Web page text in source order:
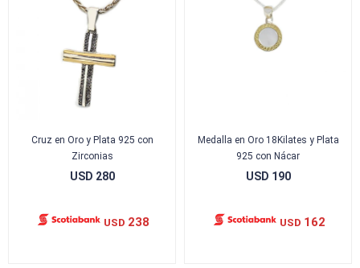
Cruz en Oro y Plata 925 con
Zirconias
USD 280
USD 238
Medalla en Oro 18Kilates y Plata
925 con Nácar
USD 190
USD 162